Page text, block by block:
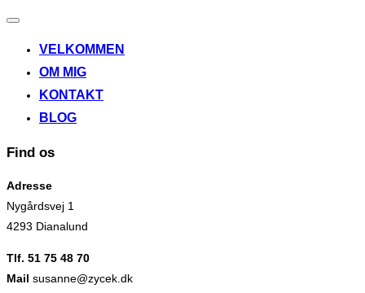
Slå
til/fra
VELKOMMEN
OM MIG
KONTAKT
BLOG
Find os
Adresse
Nygårdsvej 1
4293 Dianalund
Tlf. 51 75 48 70
Mail susanne@zycek.dk